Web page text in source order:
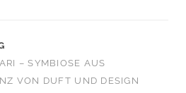
– SYMBIOSE AUS
VON DUFT UND DESIGN